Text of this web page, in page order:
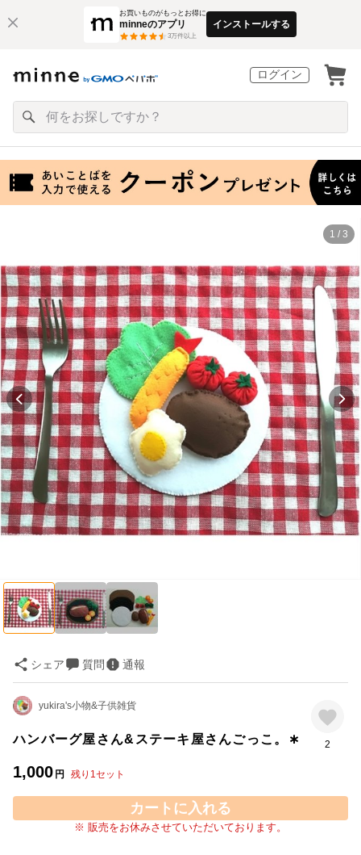
お買いものがもっとお得に
minneのアプリ
3万件以上
インストールする
ログイン
1 / 3
シェア 質問 通報
yukira's小物&子供雑貨
ハンバーグ屋さん&ステーキ屋さんごっこ。∗
1,000 円 残り 1セット
2
カートに入れる
※ 販売をお休みさせていただいております。